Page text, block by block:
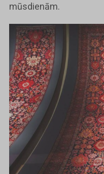
mūsdienām.